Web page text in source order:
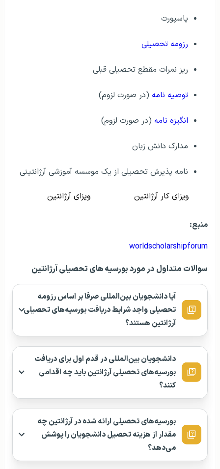
پاسپورت
رزومه تحصیلی
ریز نمرات مقطع تحصیلی قبلی
توصیه‌ نامه (در صورت لزوم)
انگیزه‌ نامه (در صورت لزوم)
مدارک دانش زبان
نامه پذیرش تحصیلی از یک موسسه آموزشی آرژانتینی
ویزای کار آرژانتین ویزای آرژانتین
منبع:
worldscholarshipforum
سوالات متداول در مورد بورسیه‌ های تحصیلی آرژانتین
آیا دانشجویان بین‌المللی صرفا بر اساس رزومه
تحصیلی واجد شرایط دریافت بورسیه‌های تحصیلی
آرژانتین هستند؟
دانشجویان بین‌المللی در قدم اول برای دریافت
بورسیه‌های تحصیلی آرژانتین باید چه اقدامی
کنند؟
بورسیه‌های تحصیلی ارائه شده در آرژانتین چه
مقدار از هزینه تحصیل دانشجویان را پوشش
می‌دهد؟